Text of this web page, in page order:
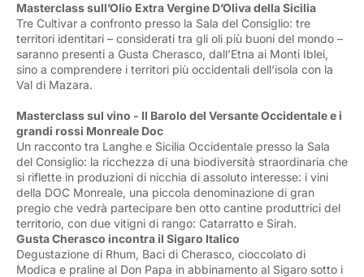
Masterclass sull’Olio Extra Vergine D’Oliva della Sicilia
Tre Cultivar a confronto presso la Sala del Consiglio: tre
territori identitari – considerati tra gli oli più buoni del mondo –
saranno presenti a Gusta Cherasco, dall’Etna ai Monti Iblei,
sino a comprendere i territori più occidentali dell’isola con la
Val di Mazara.
Masterclass sul vino - Il Barolo del Versante Occidentale e i
grandi rossi Monreale Doc
Un racconto tra Langhe e Sicilia Occidentale presso la Sala
del Consiglio: la ricchezza di una biodiversità straordinaria che
si riflette in produzioni di nicchia di assoluto interesse: i vini
della DOC Monreale, una piccola denominazione di gran
pregio che vedrà partecipare ben otto cantine produttrici del
territorio, con due vitigni di rango: Catarratto e Sirah.
Gusta Cherasco incontra il Sigaro Italico
Degustazione di Rhum, Baci di Cherasco, cioccolato di
Modica e praline al Don Papa in abbinamento al Sigaro sotto i